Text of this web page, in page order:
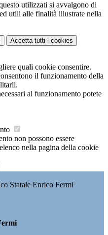
utilizzati si avvalgono di
utili alle finalità illustrate nella
Accetta tutti i cookies
quali cookie consentire.
il funzionamento della
al funzionamento potete
non possono essere
nella pagina della cookie
Statale Enrico Fermi